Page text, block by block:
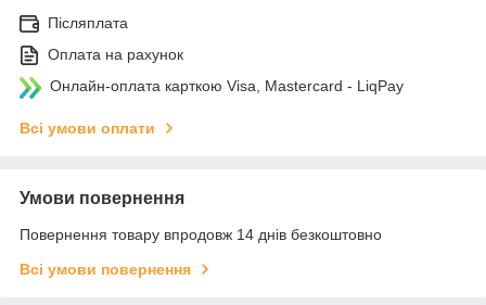
Післяплата
Оплата на рахунок
Онлайн-оплата карткою Visa, Mastercard - LiqPay
Всі умови оплати
Умови повернення
Повернення товару впродовж 14 днів безкоштовно
Всі умови повернення